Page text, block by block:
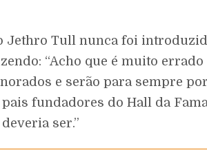
Jethro Tull nunca foi
“Acho que é muito
e serão para sempre
fundadores do Hall da
ser.”